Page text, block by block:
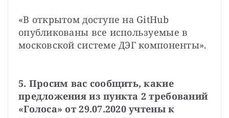
«В открытом доступе на GitHub
опубликованы все используемые в
московской системе ДЭГ компоненты».
5. Просим вас сообщить, какие
предложения из пункта 2 требований
«Голоса» от 29.07.2020 учтены к